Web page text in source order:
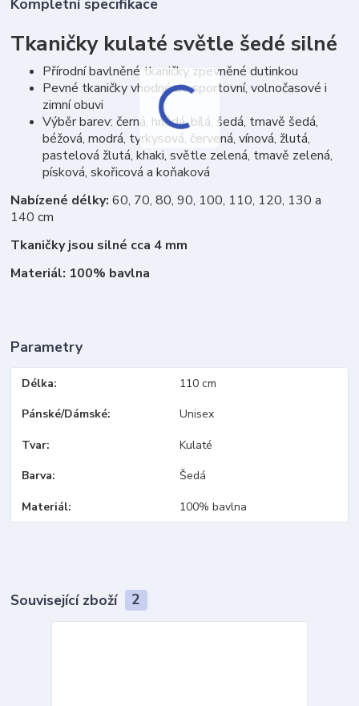
Kompletní specifikace
Tkaničky kulaté světle šedé silné
Přírodní bavlněné tkaničky zpevněné dutinkou
Pevné tkaničky vhodné do sportovní, volnočasové i
zimní obuvi
Výběr barev: černá, hnědá, bílá, šedá, tmavě šedá,
béžová, modrá, tyrkysová, červená, vínová, žlutá,
pastelová žlutá, khaki, světle zelená, tmavě zelená,
písková, skořicová a koňaková
Nabízené délky: 60, 70, 80, 90, 100, 110, 120, 130 a
140 cm
Tkaničky jsou silné cca 4 mm
Materiál: 100% bavlna
Parametry
Délka 110 cm
Pánské/Dámské Unisex
Tvar Kulaté
Barva Šedá
Materiál 100% bavlna
Související zboží 2